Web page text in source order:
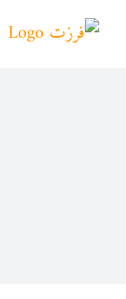
Skip